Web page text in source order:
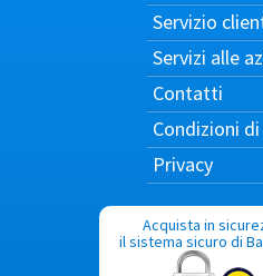
Servizio
Servizi alle
Contatti
Condizioni
Privacy
Acquista in
il sistema sicuro di